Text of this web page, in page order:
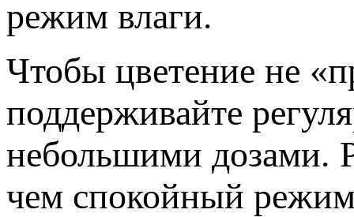
режим влаги.
Чтобы цветение не
поддерживайте
небольшими дозами.
чем спокойный